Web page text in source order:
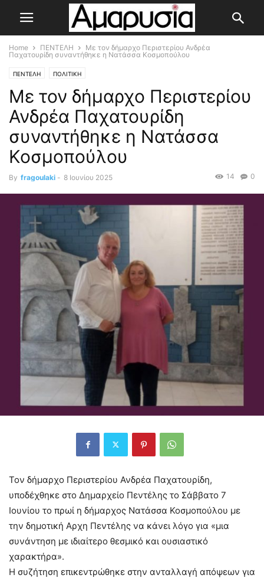
Home ΠΕΝΤΕΛΗ
Με τον δήμαρχο Περιστερίου Ανδρέα
Παχατουρίδη συναντήθηκε η Νατάσσα Κοσμοπούλου
ΠΕΝΤΕΛΗ ΠΟΛΙΤΙΚΗ
Με τον δήμαρχο Περιστερίου
Ανδρέα Παχατουρίδη
συναντήθηκε η Νατάσσα
Κοσμοπούλου
By fragoulaki - 8 Ιουνίου 2025 0
14
Τον δήμαρχο Περιστερίου Ανδρέα Παχατουρίδη,
υποδέχθηκε στο Δημαρχείο Πεντέλης το Σάββατο 7
Ιουνίου το πρωί η δήμαρχος Νατάσσα Κοσμοπούλου με
την δημοτική Αρχη Πεντέλης να κάνει λόγο για «μια
συνάντηση με ιδιαίτερο θεσμικό και ουσιαστικό
χαρακτήρα».
Η συζήτηση επικεντρώθηκε στην ανταλλαγή απόψεων για